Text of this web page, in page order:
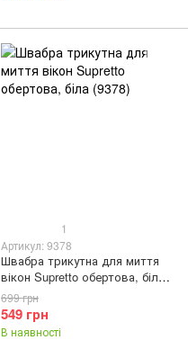
1
Артикул: 9378
Швабра трикутна для миття
вікон Supretto обертова, біла
(9378)
549 грн
699 грн
В наявності